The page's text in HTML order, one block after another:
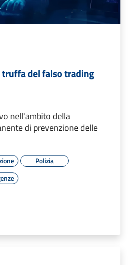
del falso trading
nell'ambito della
di prevenzione delle
Polizia